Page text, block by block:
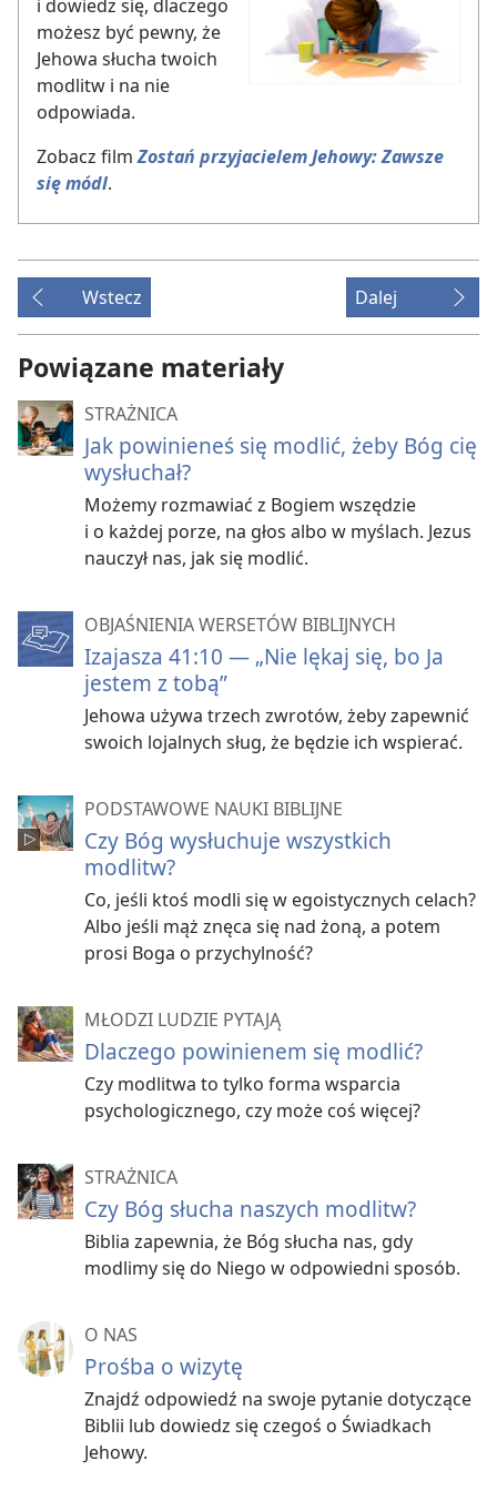
i dowiedz się, dlaczego
możesz być pewny, że
Jehowa słucha twoich
modlitw i na nie
odpowiada.
Zobacz filmZostań przyjacielem Jehowy: Zawsze
się módl.
Wstecz Dalej
Powiązane materiały
STRAŻNICA
Jak powinieneś się modlić, żeby Bóg cię
wysłuchał?
Możemy rozmawiać z Bogiem wszędzie
i o każdej porze, na głos albo w myślach. Jezus
nauczył nas, jak się modlić.
OBJAŚNIENIA WERSETÓW BIBLIJNYCH
Izajasza 41:10 — „Nie lękaj się, bo Ja
jestem z tobą”
Jehowa używa trzech zwrotów, żeby zapewnić
swoich lojalnych sług, że będzie ich wspierać.
PODSTAWOWE NAUKI BIBLIJNE
Czy Bóg wysłuchuje wszystkich
modlitw?
Co, jeśli ktoś modli się w egoistycznych celach?
Albo jeśli mąż znęca się nad żoną, a potem
prosi Boga o przychylność?
MŁODZI LUDZIE PYTAJĄ
Dlaczego powinienem się modlić?
Czy modlitwa to tylko forma wsparcia
psychologicznego, czy może coś więcej?
STRAŻNICA
Czy Bóg słucha naszych modlitw?
Biblia zapewnia, że Bóg słucha nas, gdy
modlimy się do Niego w odpowiedni sposób.
O NAS
Prośba o wizytę
Znajdź odpowiedź na swoje pytanie dotyczące
Biblii lub dowiedz się czegoś o Świadkach
Jehowy.